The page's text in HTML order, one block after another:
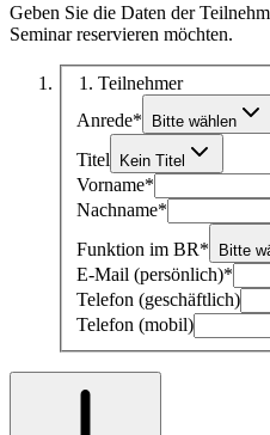
Geben Sie die Daten der
Seminar reservieren möchten.
1 . Teilnehmer
Anrede* Bitte wählen
Titel Kein Titel
Vorname*
Nachname*
Funktion im BR* Bitte
E-Mail (persönlich)*
Telefon (geschäftlich)
Telefon (mobil)